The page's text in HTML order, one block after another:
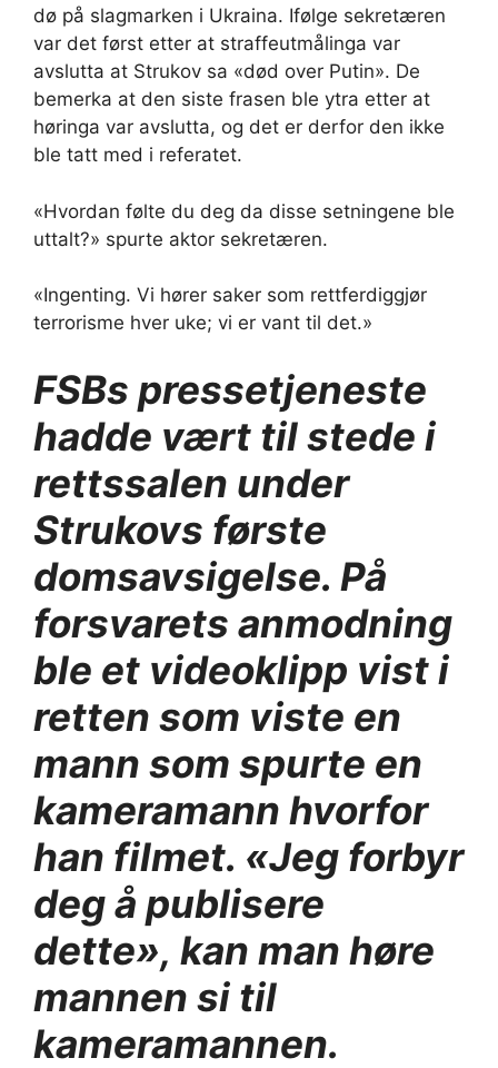
dø på slagmarken i Ukraina. Ifølge sekretæren
var det først etter at straffeutmålinga var
avslutta at Strukov sa «død over Putin». De
bemerka at den siste frasen ble ytra etter at
høringa var avslutta, og det er derfor den ikke
ble tatt med i referatet.
«Hvordan følte du deg da disse setningene ble
uttalt?» spurte aktor sekretæren.
«Ingenting. Vi hører saker som rettferdiggjør
terrorisme hver uke; vi er vant til det.»
FSBs pressetjeneste
hadde vært til stede i
rettssalen under
Strukovs første
domsavsigelse. På
forsvarets anmodning
ble et videoklipp vist i
retten som viste en
mann som spurte en
kameramann hvorfor
han filmet. «Jeg forbyr
deg å publisere
dette», kan man høre
mannen si til
kameramannen.